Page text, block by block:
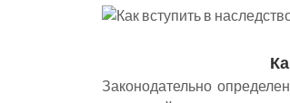
Законодательно